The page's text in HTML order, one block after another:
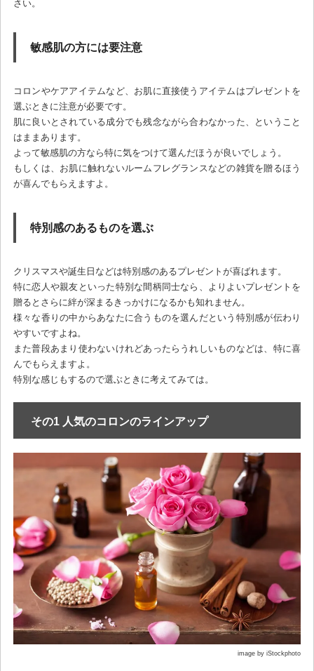
さい。
敏感肌の方には要注意
コロンやケアアイテムなど、お肌に直接使うアイテムはプレゼントを
選ぶときに注意が必要です。
肌に良いとされている成分でも残念ながら合わなかった、ということ
はままあります。
よって敏感肌の方なら特に気をつけて選んだほうが良いでしょう。
もしくは、お肌に触れないルームフレグランスなどの雑貨を贈るほう
が喜んでもらえますよ。
特別感のあるものを選ぶ
クリスマスや誕生日などは特別感のあるプレゼントが喜ばれます。
特に恋人や親友といった特別な間柄同士なら、よりよいプレゼントを
贈るとさらに絆が深まるきっかけになるかも知れません。
様々な香りの中からあなたに合うものを選んだという特別感が伝わり
やすいですよね。
また普段あまり使わないけれどあったらうれしいものなどは、特に喜
んでもらえますよ。
特別な感じもするので選ぶときに考えてみては。
その1 人気のコロンのラインアップ
image by iStockphoto